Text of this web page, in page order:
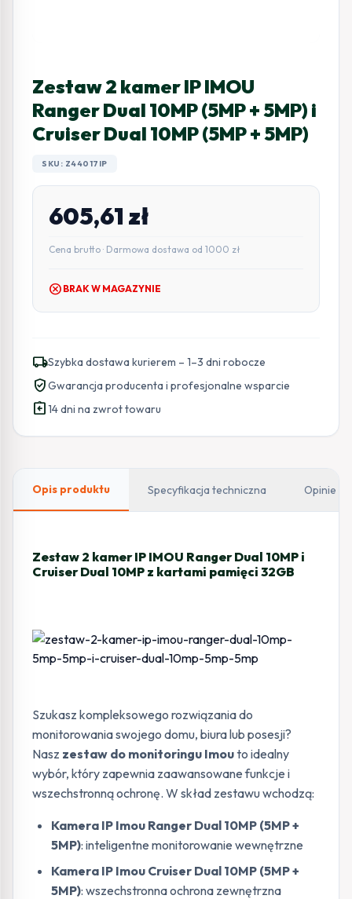
Zestaw 2 kamer IP IMOU
Ranger Dual 10MP (5MP + 5MP) i
Cruiser Dual 10MP (5MP + 5MP)
SKU: Z44017IP
605,61 zł
Cena brutto · Darmowa dostawa od 1000 zł
cancel BRAK W MAGAZYNIE
local_shippingSzybka dostawa kurierem – 1–3 dni robocze
verified_userGwarancja producenta i profesjonalne wsparcie
assignment_return14 dni na zwrot towaru
Opis produktu Specyfikacja techniczna Opinie
Zestaw 2 kamer IP IMOU Ranger Dual 10MP i
Cruiser Dual 10MP z kartami pamięci 32GB
Szukasz kompleksowego rozwiązania do
monitorowania swojego domu, biura lub posesji?
Nasz zestaw do monitoringu Imouto idealny
wybór, który zapewnia zaawansowane funkcje i
wszechstronną ochronę. W skład zestawu wchodzą:
Kamera IP Imou Ranger Dual 10MP (5MP +
5MP): inteligentne monitorowanie wewnętrzne
Kamera IP Imou Cruiser Dual 10MP (5MP +
5MP): wszechstronna ochrona zewnętrzna